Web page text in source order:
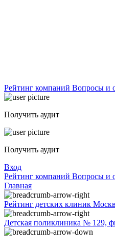
Рейтинг компаний Вопросы и
Получить аудит
Получить аудит
Вход
Рейтинг компаний Вопросы и
Главная
Рейтинг детских клиник
Детская поликлиника № 129,